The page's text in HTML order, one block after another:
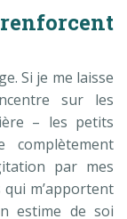
Si je me laisse
sur les
– les petits
complètement
par mes
qui m’apportent
estime de soi